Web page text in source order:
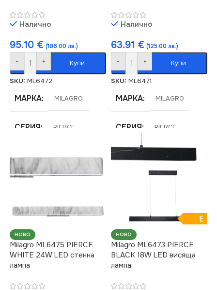
Налично
95.10 € (186.00 лв.)
- + Купи
SKU: ML6472
МАРКА MILAGRO
СЕРИЯ PIERCE
НАПРЕЖЕНИЕ (V)
ЦВЕТНА
ТЕМПЕРАТУРА (K)
4000
СВЕТЛИНЕН ПОТОК
(LM)
Налично
63.91 € (125.00 лв.)
- + Купи
SKU: ML6471
МАРКА MILAGRO
СЕРИЯ PIERCE
ЕНЕРГИЕН КЛАС
ЦВЕТНА
ТЕМПЕРАТУРА (K)
НОВО
Milagro ML6475 PIERCE
WHITE 24W LED стенна
лампа
E
НОВО
Milagro ML6473 PIERCE
BLACK 18W LED висяща
лампа